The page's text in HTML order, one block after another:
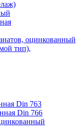
оцинкованный
тип),
Din 763
Din 766